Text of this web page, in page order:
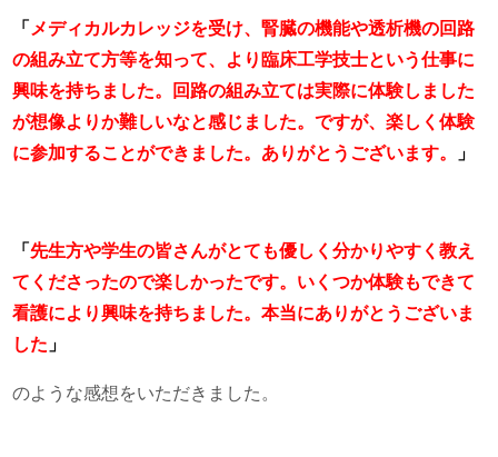
「 メディカルカレッジを受け、腎臓の機能や透析機の回路
の組み立て方等を知って、より臨床工学技士という仕事に
興味を持ちました。回路の組み立ては実際に体験しました
が想像よりか難しいなと感じました。ですが、楽しく体験
に参加することができました。ありがとうございます。
」
「先生方や学生の皆さんがとても優しく分かりやすく教え
てくださったので楽しかったです。いくつか体験もできて
看護により興味を持ちました。本当にありがとうございま
した 」
のような感想をいただきました。